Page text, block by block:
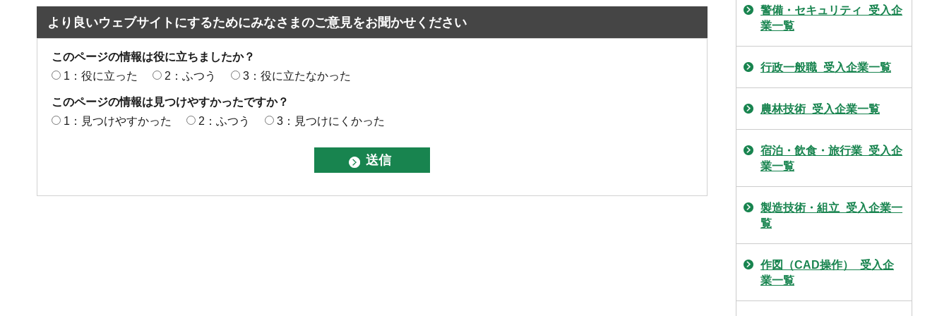
より良いウェブサイトにするためにみなさまのご意見をお聞かせください
このページの情報は役に立ちましたか？
1：役に立った
2：ふつう 3：役に立たなかった
このページの情報は見つけやすかったですか？
1：見つけやすかった
2：ふつう 3：見つけにくかった
警備・セキュリティ_受入企
業一覧
行政一般職_受入企業一覧
農林技術_受入企業一覧
宿泊・飲食・旅行業_受入企
業一覧
製造技術・組立_受入企業一
覧
作図（CAD操作）_受入企
業一覧